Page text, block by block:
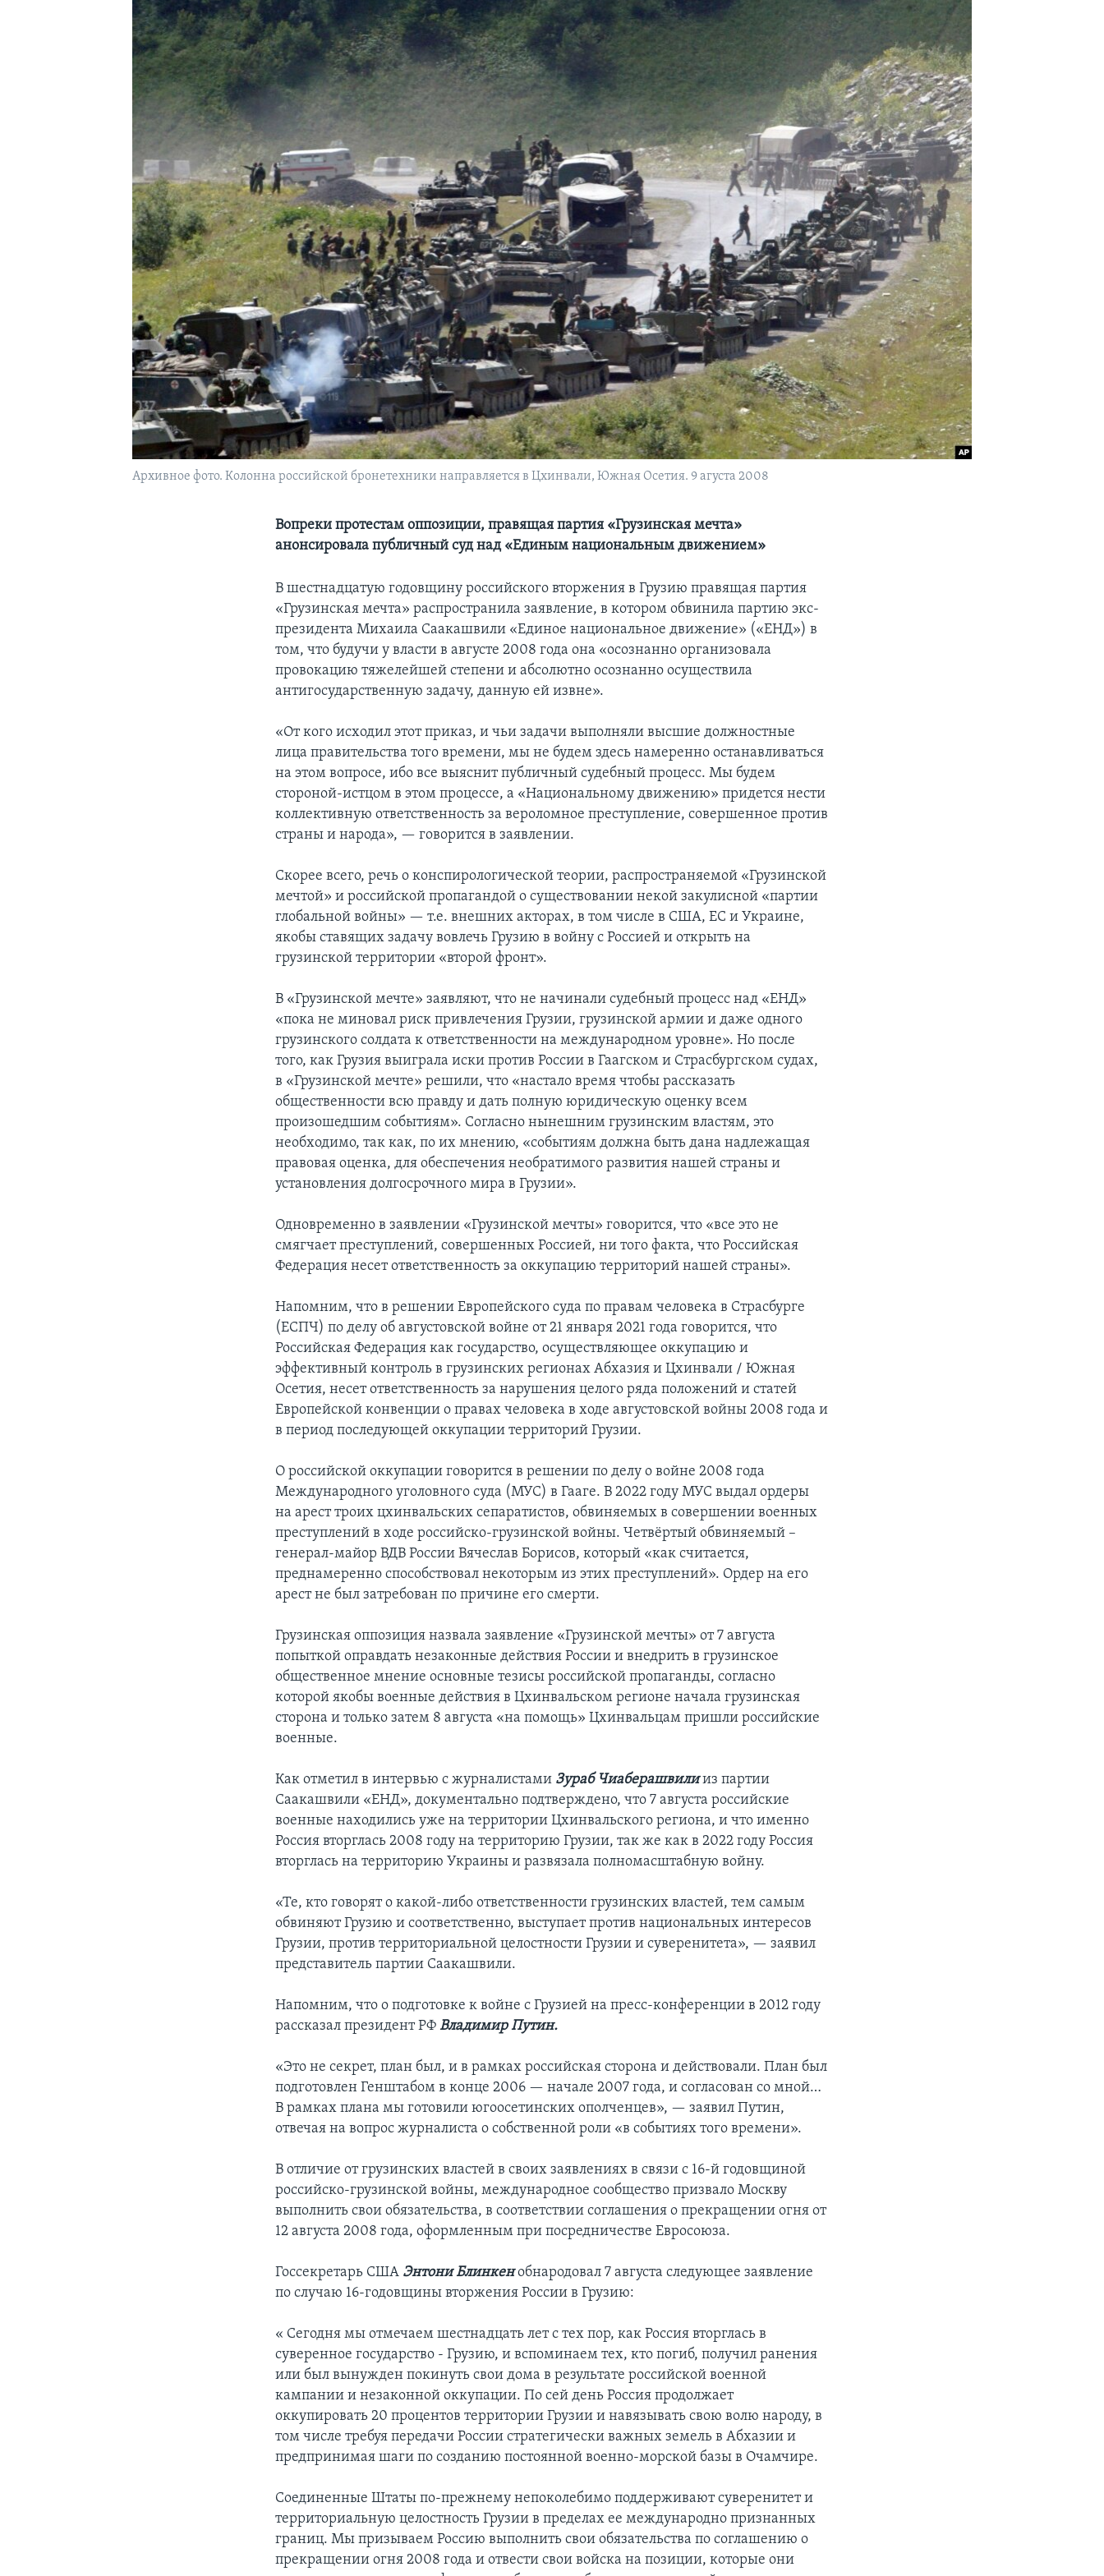
Архивное фото. Колонна российской бронетехники направляется в Цхинвали, Южная Осетия. 9 агуста 2008
Вопреки протестам оппозиции, правящая партия «Грузинская мечта»
анонсировала публичный суд над «Единым национальным движением»
В шестнадцатую годовщину российского вторжения в Грузию правящая партия
«Грузинская мечта» распространила заявление, в котором обвинила партию экс-
президента Михаила Саакашвили «Единое национальное движение» («ЕНД») в
том, что будучи у власти в августе 2008 года она «осознанно организовала
провокацию тяжелейшей степени и абсолютно осознанно осуществила
антигосударственную задачу, данную ей извне».
«От кого исходил этот приказ, и чьи задачи выполняли высшие должностные
лица правительства того времени, мы не будем здесь намеренно останавливаться
на этом вопросе, ибо все выяснит публичный судебный процесс. Мы будем
стороной-истцом в этом процессе, а «Национальному движению» придется нести
коллективную ответственность за вероломное преступление, совершенное против
страны и народа», — говорится в заявлении.
Скорее всего, речь о конспирологической теории, распространяемой «Грузинской
мечтой» и российской пропагандой о существовании некой закулисной «партии
глобальной войны» — т.е. внешних акторах, в том числе в США, ЕС и Украине,
якобы ставящих задачу вовлечь Грузию в войну с Россией и открыть на
грузинской территории «второй фронт».
В «Грузинской мечте» заявляют, что не начинали судебный процесс над «ЕНД»
«пока не миновал риск привлечения Грузии, грузинской армии и даже одного
грузинского солдата к ответственности на международном уровне». Но после
того, как Грузия выиграла иски против России в Гаагском и Страсбургском судах,
в «Грузинской мечте» решили, что «настало время чтобы рассказать
общественности всю правду и дать полную юридическую оценку всем
произошедшим событиям». Согласно нынешним грузинским властям, это
необходимо, так как, по их мнению, «событиям должна быть дана надлежащая
правовая оценка, для обеспечения необратимого развития нашей страны и
установления долгосрочного мира в Грузии».
Одновременно в заявлении «Грузинской мечты» говорится, что «все это не
смягчает преступлений, совершенных Россией, ни того факта, что Российская
Федерация несет ответственность за оккупацию территорий нашей страны».
Напомним, что в решении Европейского суда по правам человека в Страсбурге
(ЕСПЧ) по делу об августовской войне от 21 января 2021 года говорится, что
Российская Федерация как государство, осуществляющее оккупацию и
эффективный контроль в грузинских регионах Абхазия и Цхинвали / Южная
Осетия, несет ответственность за нарушения целого ряда положений и статей
Европейской конвенции о правах человека в ходе августовской войны 2008 года и
в период последующей оккупации территорий Грузии.
О российской оккупации говорится в решении по делу о войне 2008 года
Международного уголовного суда (МУС) в Гааге. В 2022 году МУС выдал ордеры
на арест троих цхинвальских сепаратистов, обвиняемых в совершении военных
преступлений в ходе российско-грузинской войны. Четвёртый обвиняемый –
генерал-майор ВДВ России Вячеслав Борисов, который «как считается,
преднамеренно способствовал некоторым из этих преступлений». Ордер на его
арест не был затребован по причине его смерти.
Грузинская оппозиция назвала заявление «Грузинской мечты» от 7 августа
попыткой оправдать незаконные действия России и внедрить в грузинское
общественное мнение основные тезисы российской пропаганды, согласно
которой якобы военные действия в Цхинвальском регионе начала грузинская
сторона и только затем 8 августа «на помощь» Цхинвальцам пришли российские
военные.
Как отметил в интервью с журналистами Зураб Чиаберашвилииз партии
Саакашвили «ЕНД», документально подтверждено, что 7 августа российские
военные находились уже на территории Цхинвальского региона, и что именно
Россия вторглась 2008 году на территорию Грузии, так же как в 2022 году Россия
вторглась на территорию Украины и развязала полномасштабную войну.
«Те, кто говорят о какой-либо ответственности грузинских властей, тем самым
обвиняют Грузию и соответственно, выступает против национальных интересов
Грузии, против территориальной целостности Грузии и суверенитета», — заявил
представитель партии Саакашвили.
Напомним, что о подготовке к войне с Грузией на пресс-конференции в 2012 году
рассказал президент РФВладимир Путин.
«Это не секрет, план был, и в рамках российская сторона и действовали.­­ План был
подготовлен Генштабом в конце 2006 — начале 2007 года, и согласован со мной…
В рамках плана мы готовили югоосетинских ополченцев», — заявил Путин,
отвечая на вопрос журналиста о собственной роли «в событиях того времени».
В отличие от грузинских властей в своих заявлениях в связи с 16-й годовщиной
российско-грузинской войны, международное сообщество призвало Москву
выполнить свои обязательства, в соответствии соглашения о прекращении огня от
12 августа 2008 года, оформленным при посредничестве Евросоюза.
Госсекретарь США Энтони Блинкенобнародовал 7 августа следующее заявление
по случаю 16-годовщины вторжения России в Грузию:
« Сегодня мы отмечаем шестнадцать лет с тех пор, как Россия вторглась в
суверенное государство - Грузию, и вспоминаем тех, кто погиб, получил ранения
или был вынужден покинуть свои дома в результате российской военной
кампании и незаконной оккупации. По сей день Россия продолжает
оккупировать 20 процентов территории Грузии и навязывать свою волю народу, в
том числе требуя передачи России стратегически важных земель в Абхазии и
предпринимая шаги по созданию постоянной военно-морской базы в Очамчире.
Соединенные Штаты по-прежнему непоколебимо поддерживают суверенитет и
территориальную целостность Грузии в пределах ее международно признанных
границ. Мы призываем Россию выполнить свои обязательства по соглашению о
прекращении огня 2008 года и отвести свои войска на позиции, которые они